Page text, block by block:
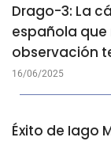
Drago-3: La
española
observación
16/06/2025
Éxito de Iago